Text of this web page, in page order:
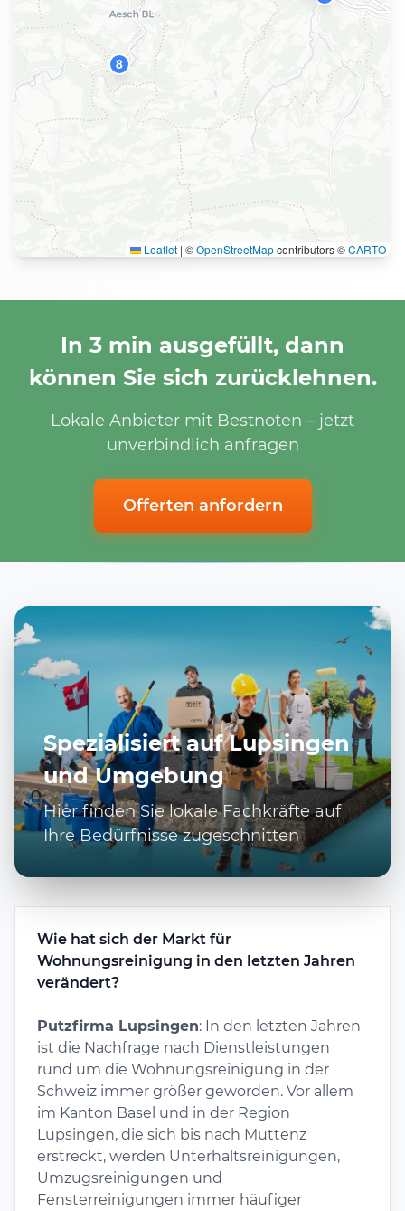
8
Leaflet | ©OpenStreetMapcontributors ©CARTO
In 3 min ausgefüllt, dann
können Sie sich zurücklehnen.
Lokale Anbieter mit Bestnoten – jetzt
unverbindlich anfragen
Offerten anfordern
Spezialisiert auf Lupsingen
und Umgebung
Hier finden Sie lokale Fachkräfte auf
Ihre Bedürfnisse zugeschnitten
Wie hat sich der Markt für
Wohnungsreinigung in den letzten Jahren
verändert?
Putzfirma Lupsingen: In den letzten Jahren
ist die Nachfrage nach Dienstleistungen
rund um die Wohnungsreinigung in der
Schweiz immer größer geworden. Vor allem
im Kanton Basel und in der Region
Lupsingen, die sich bis nach Muttenz
erstreckt, werden Unterhaltsreinigungen,
Umzugsreinigungen und
Fensterreinigungen immer häufiger